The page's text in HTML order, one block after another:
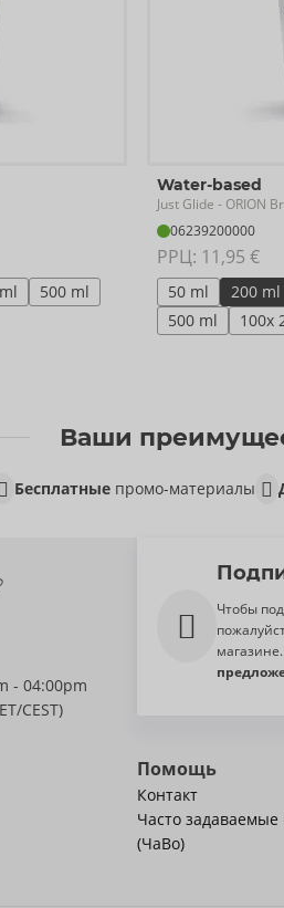
500 ml
Water-based
Just Glide - ORION
06239200000
РРЦ: 11,95 €
50 ml 200 ml
500 ml
100x
Ваши
Бесплатные промо-материалы
- 04:00pm
CEST)
Чтобы
Помощь
Контакт
Часто
(ЧаВо)